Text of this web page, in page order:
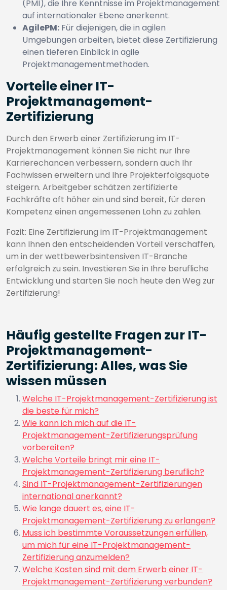
(PMI), die Ihre Kenntnisse im Projektmanagement
auf internationaler Ebene anerkennt.
AgilePM: Für diejenigen, die in agilen
Umgebungen arbeiten, bietet diese Zertifizierung
einen tieferen Einblick in agile
Projektmanagementmethoden.
Vorteile einer IT-
Projektmanagement-
Zertifizierung
Durch den Erwerb einer Zertifizierung im IT-
Projektmanagement können Sie nicht nur Ihre
Karrierechancen verbessern, sondern auch Ihr
Fachwissen erweitern und Ihre Projekterfolgsquote
steigern. Arbeitgeber schätzen zertifizierte
Fachkräfte oft höher ein und sind bereit, für deren
Kompetenz einen angemessenen Lohn zu zahlen.
Fazit: Eine Zertifizierung im IT-Projektmanagement
kann Ihnen den entscheidenden Vorteil verschaffen,
um in der wettbewerbsintensiven IT-Branche
erfolgreich zu sein. Investieren Sie in Ihre berufliche
Entwicklung und starten Sie noch heute den Weg zur
Zertifizierung!
Häufig gestellte Fragen zur IT-
Projektmanagement-
Zertifizierung: Alles, was Sie
wissen müssen
Welche IT-Projektmanagement-Zertifizierung ist
die beste für mich?
Wie kann ich mich auf die IT-
Projektmanagement-Zertifizierungsprüfung
vorbereiten?
Welche Vorteile bringt mir eine IT-
Projektmanagement-Zertifizierung beruflich?
Sind IT-Projektmanagement-Zertifizierungen
international anerkannt?
Wie lange dauert es, eine IT-
Projektmanagement-Zertifizierung zu erlangen?
Muss ich bestimmte Voraussetzungen erfüllen,
um mich für eine IT-Projektmanagement-
Zertifizierung anzumelden?
Welche Kosten sind mit dem Erwerb einer IT-
Projektmanagement-Zertifizierung verbunden?